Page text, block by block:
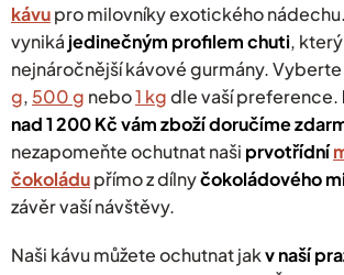
kávupro milovníky exotického
vyniká jedinečným profilem chuti,
nejnáročnější kávové gurmány.Vyberte
g, 500 g nebo1 kgdle vaší preference.
nad 1 200 Kč vám zboží doručíme
nezapomeňte ochutnat naši prvotřídní
čokoládupřímo z dílnyčokoládového
závěr vaší návštěvy.
Naši kávu můžete ochutnat jakv naší